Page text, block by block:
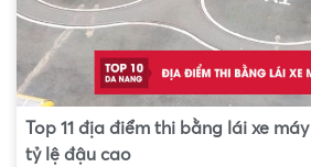
Top 11 địa điểm thi bằng lái xe
tỷ lệ đậu cao